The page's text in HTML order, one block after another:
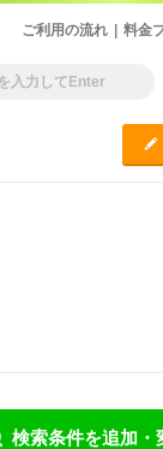
ご利用の流れ 料金
C
検索条件を追加・